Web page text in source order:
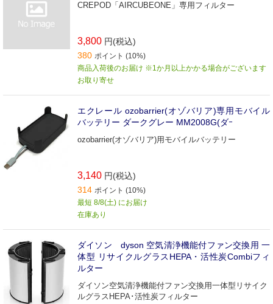
CREPOD「AIRCUBEONE」専用フィルター
3,800 円(税込)
380 ポイント (10%)
商品入荷後のお届け ※1か月以上かかる場合がございます
お取り寄せ
エクレール ozobarrier(オゾバリア)専用モバイル
バッテリー ダークグレー MM2008G(ダｰ
ozobarrier(オゾバリア)用モバイルバッテリー
3,140 円(税込)
314 ポイント (10%)
最短 8/8(土) にお届け
在庫あり
ダイソン dyson 空気清浄機能付ファン交換用 一
体型 リサイクルグラスHEPA・活性炭Combiフィ
ルター
ダイソン空気清浄機能付ファン交換用一体型リサイク
ルグラスHEPA･活性炭フィルター